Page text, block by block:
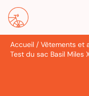
Aller
contenu
Accueil
Vêtements et
Test du sac Basil Miles
R
e
c
h